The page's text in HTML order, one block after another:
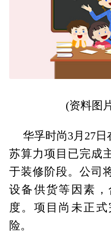
(资料图
华孚时尚3月27
苏算力项目已完成
于装修阶段。公司
设备供货等因素
度。项目尚未正
险。